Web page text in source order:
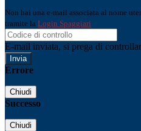
Non hai una e-mail associata al nome
tramite la Login Spaggiari
E-mail inviata, si prega di
Errore
Chiudi
Successo
Chiudi